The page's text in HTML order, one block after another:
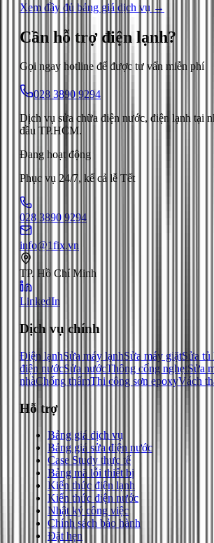
Xem đầy đủ bảng giá dịch vụ →
Cần hỗ trợ điện lạnh?
Gọi ngay hotline để được tư vấn miễn phí
028 3890 9294
Dịch vụ sửa chữa điện nước, điện lạnh tại
đầu TP.HCM.
Đang hoạt động
Phục vụ 24/7, kể cả lễ Tết
028 3890 9294
info@1fix.vn
TP. Hồ Chí Minh
LinkedIn
Dịch vụ chính
Điện lạnhSửa máy lạnhSửa máy giặtSửa tủ
điện nướcSửa nướcThông cống nghẹtSửa
nhàChống thấmThi công sơn epoxyVách
Hỗ trợ
Bảng giá dịch vụ
Bảng giá sửa điện nước
Case Study thực tế
Bảng mã lỗi thiết bị
Kiến thức điện lạnh
Kiến thức điện nước
Nhật ký công việc
Chính sách bảo hành
Đặt hẹn